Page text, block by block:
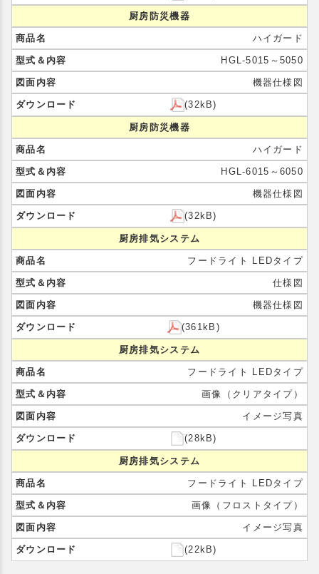
厨房防災機器
ハイガード
HGL-5015～5050
機器仕様図
(32kB)
厨房防災機器
ハイガード
HGL-6015～6050
機器仕様図
(32kB)
厨房排気システム
フードライト LEDタイプ
仕様図
機器仕様図
(361kB)
厨房排気システム
フードライト LEDタイプ
画像（クリアタイプ）
イメージ写真
(28kB)
厨房排気システム
フードライト LEDタイプ
画像（フロストタイプ）
イメージ写真
(22kB)